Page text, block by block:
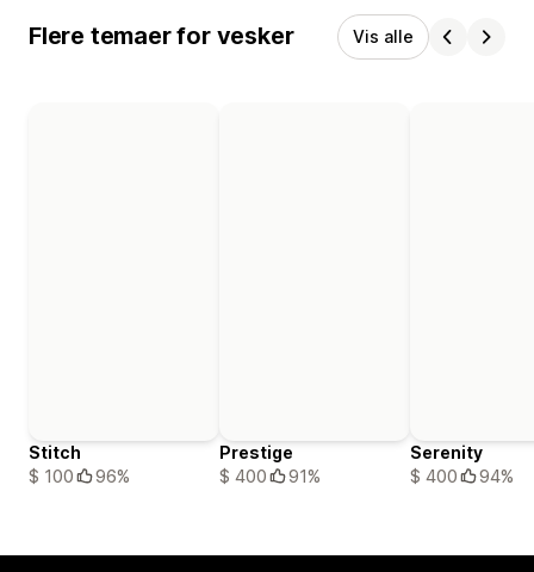
Flere temaer for vesker Vis alle
Stitch
$ 100
96%
Prestige
$ 400
91%
Serenity
$ 400
94%